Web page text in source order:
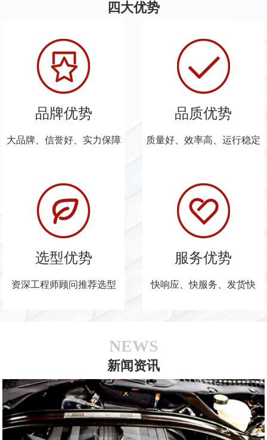
四大优势
品牌优势
大品牌、信誉好、实力保障
品质优势
质量好、效率高、运行稳定
选型优势
资深工程师顾问推荐选型
服务优势
快响应、快服务、发货快
NEWS
新闻资讯